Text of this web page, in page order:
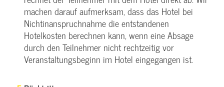
machen darauf aufmerksam, dass das Hotel bei
Nichtinanspruchnahme die entstandenen
Hotelkosten berechnen kann, wenn eine Absage
durch den Teilnehmer nicht rechtzeitig vor
Veranstaltungsbeginn im Hotel eingegangen ist.